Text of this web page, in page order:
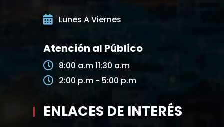
Lunes A Viernes
Atención al Público
8:00 a.m 11:30 a.m
2:00 p.m - 5:00 p.m
ENLACES DE INTERÉS